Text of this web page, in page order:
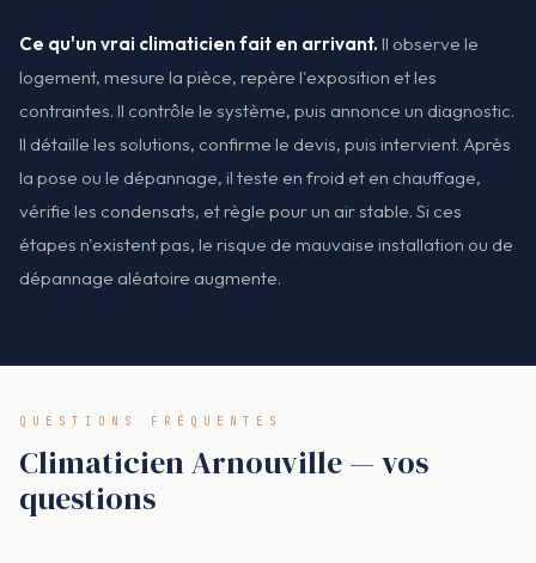
Ce qu'un vrai climaticien fait en arrivant. Il observe le
logement, mesure la pièce, repère l'exposition et les
contraintes. Il contrôle le système, puis annonce un diagnostic.
Il détaille les solutions, confirme le devis, puis intervient. Après
la pose ou le dépannage, il teste en froid et en chauffage,
vérifie les condensats, et règle pour un air stable. Si ces
étapes n'existent pas, le risque de mauvaise installation ou de
dépannage aléatoire augmente.
QUESTIONS FRÉQUENTES
Climaticien Arnouville — vos
questions